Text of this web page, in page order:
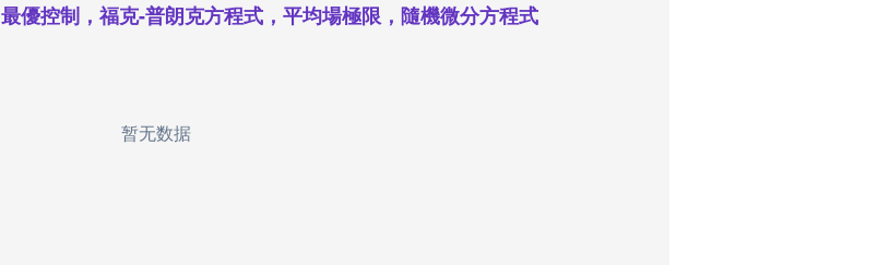
最優控制，福克-普朗克方程式，平均場極限，隨機微分方程式
暂无数据